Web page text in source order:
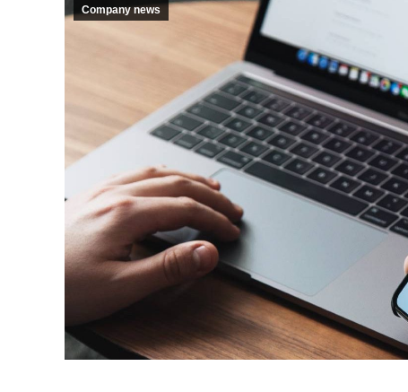
Company news